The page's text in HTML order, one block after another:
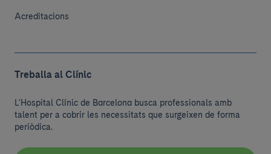
Acreditacions
Treballa al Clínic
L'Hospital Clínic de Barcelona busca professionals amb
talent per a cobrir les necessitats que surgeixen de forma
periòdica.